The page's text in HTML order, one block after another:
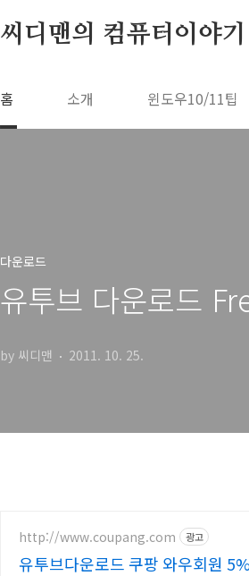
씨디맨의 컴퓨터이야기
홈 소개 윈도우10/11팁
다운로드
유투브 다운로드
by 씨디맨 2011. 10. 25.
http://www.coupang.com 광고
유투브다운로드 쿠팡 와우회원